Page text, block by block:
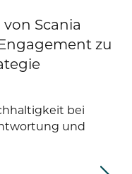
Scania
zu
bei
und